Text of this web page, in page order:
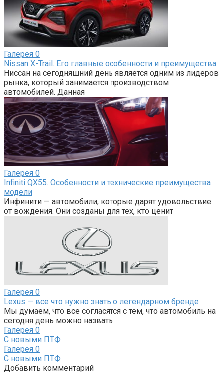
Галерея 0
Nissan X-Trail. Его главные особенности и преимущества
Ниссан на сегодняшний день является одним из лидеров
рынка, который занимается производством
автомобилей. Данная
Галерея 0
Infiniti QX55. Особенности и технические преимущества
модели
Инфинити — автомобили, которые дарят удовольствие
от вождения. Они созданы для тех, кто ценит
Галерея 0
Lexus — все что нужно знать о легендарном бренде
Мы думаем, что все согласятся с тем, что автомобиль на
сегодня день можно назвать
Галерея 0
С новыми ПТФ
Галерея 0
С новыми ПТФ
Добавить комментарий